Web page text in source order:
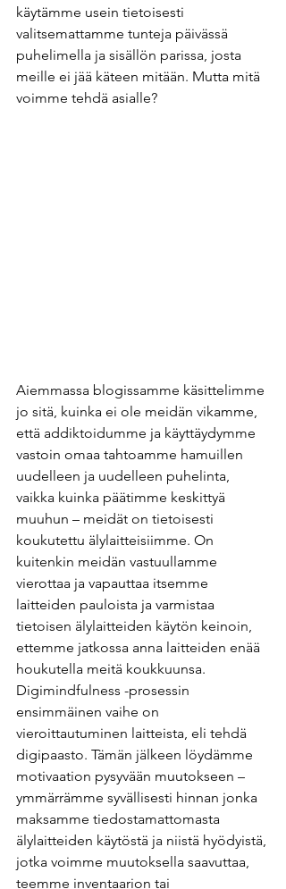
käytämme usein tietoisesti
valitsemattamme tunteja päivässä
puhelimella ja sisällön parissa, josta
meille ei jää käteen mitään. Mutta mitä
voimme tehdä asialle?
Aiemmassa blogissamme käsittelimme
jo sitä, kuinka ei ole meidän vikamme,
että addiktoidumme ja käyttäydymme
vastoin omaa tahtoamme hamuillen
uudelleen ja uudelleen puhelinta,
vaikka kuinka päätimme keskittyä
muuhun – meidät on tietoisesti
koukutettu älylaitteisiimme. On
kuitenkin meidän vastuullamme
vierottaa ja vapauttaa itsemme
laitteiden pauloista ja varmistaa
tietoisen älylaitteiden käytön keinoin,
ettemme jatkossa anna laitteiden enää
houkutella meitä koukkuunsa.
Digimindfulness -prosessin
ensimmäinen vaihe on
vieroittautuminen laitteista, eli tehdä
digipaasto. Tämän jälkeen löydämme
motivaation pysyvään muutokseen –
ymmärrämme syvällisesti hinnan jonka
maksamme tiedostamattomasta
älylaitteiden käytöstä ja niistä hyödyistä,
jotka voimme muutoksella saavuttaa,
teemme inventaarion tai